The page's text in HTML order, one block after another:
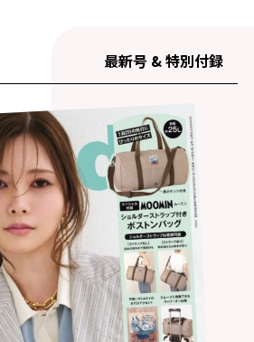
最新号 & 特別付録